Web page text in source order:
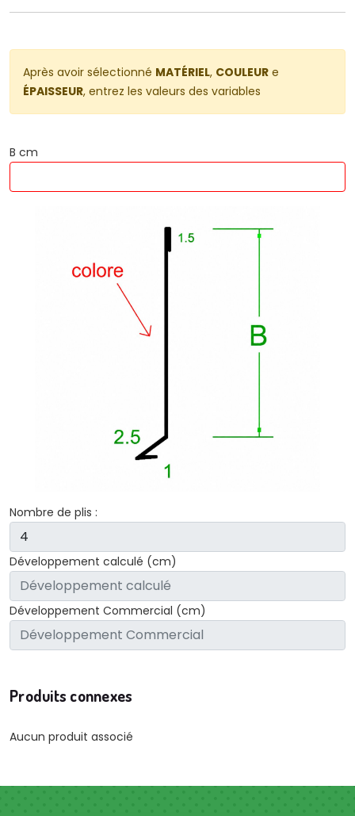
Après avoir sélectionné MATÉRIEL, COULEUR e
ÉPAISSEUR, entrez les valeurs des variables
B cm
Nombre de plis :
Développement calculé (cm)
Développement Commercial (cm)
Produits connexes
Aucun produit associé